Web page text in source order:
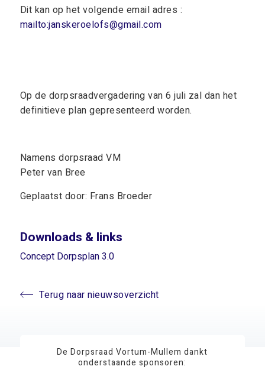
Dit kan op het volgende email adres :
mailto:janskeroelofs@gmail.com
Op de dorpsraadvergadering van 6 juli zal dan het
definitieve plan gepresenteerd worden.
Namens dorpsraad VM
Peter van Bree
Geplaatst door: Frans Broeder
Downloads & links
Concept Dorpsplan 3.0
Terug naar nieuwsoverzicht
De Dorpsraad Vortum-Mullem dankt
onderstaande sponsoren: